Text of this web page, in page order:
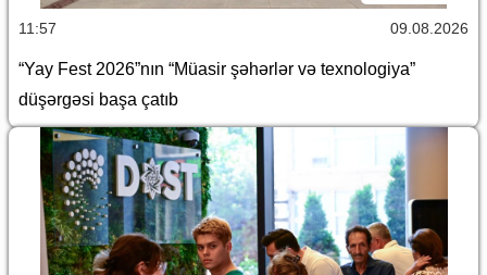
11:57 09.08.2026
“Yay Fest 2026”nın “Müasir şəhərlər və texnologiya”
düşərgəsi başa çatıb